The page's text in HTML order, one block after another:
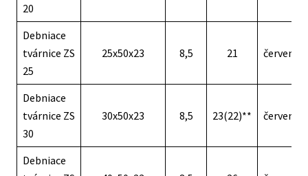
20
Debniace
tvárnice ZS
25
25x50x23 8,5 21
Debniace
tvárnice ZS
30
30x50x23 8,5 23(22)**
Debniace